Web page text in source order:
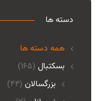
دسته ها
همه دسته ها
(165) بسکتبال
بزرگسالان (44)